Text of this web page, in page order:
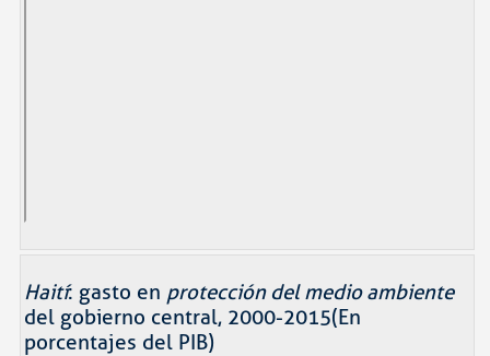
Haití: gasto en protección del medio ambiente
del gobierno central, 2000-2015(En
porcentajes del PIB)